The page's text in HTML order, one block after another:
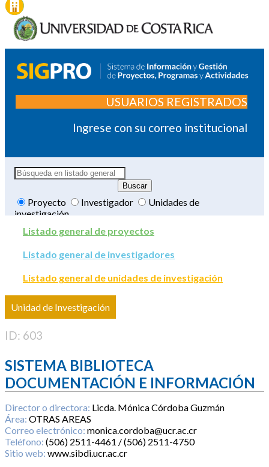
USUARIOS REGISTRADOS
Ingrese con su correo institucional
Proyecto Investigador
Unidades de
investigación
Listado general de proyectos
Listado general de investigadores
Listado general de unidades de investigación
Unidad de Investigación
ID: 603
SISTEMA BIBLIOTECA
DOCUMENTACIÓN E INFORMACIÓN
Director o directora: Licda. Mónica Córdoba Guzmán
Área: OTRAS AREAS
Correo electrónico: monica.cordoba@ucr.ac.cr
Teléfono: (506) 2511-4461 / (506) 2511-4750
Sitio web: www.sibdi.ucr.ac.cr